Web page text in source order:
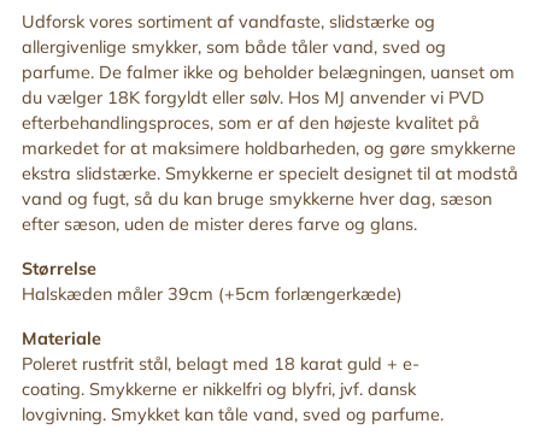
din
indkøbskurv
Udforsk vores sortiment af vandfaste, slidstærke og
allergivenlige smykker, som både tåler vand, sved og
parfume. De falmer ikke og beholder belægningen, uanset om
du vælger 18K forgyldt eller sølv. Hos MJ anvender vi PVD
efterbehandlingsproces, som er af den højeste kvalitet på
markedet for at maksimere holdbarheden, og gøre smykkerne
ekstra slidstærke. Smykkerne er specielt designet til at modstå
vand og fugt, så du kan bruge smykkerne hver dag, sæson
efter sæson, uden de mister deres farve og glans.
Størrelse
Halskæden måler 39cm (+5cm forlængerkæde)
Materiale
Poleret rustfrit stål, belagt med 18 karat guld + e-
coating. Smykkerne er nikkelfri og blyfri, jvf. dansk
lovgivning. Smykket kan tåle vand, sved og parfume.